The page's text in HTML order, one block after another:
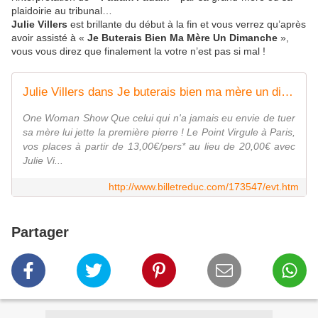
plaidoirie au tribunal…
Julie Villers est brillante du début à la fin et vous verrez qu’après
avoir assisté à « Je Buterais Bien Ma Mère Un Dimanche »,
vous vous direz que finalement la votre n’est pas si mal !
Julie Villers dans Je buterais bien ma mère un dimanche - Le Point Virgule | BilletReduc.com
One Woman Show Que celui qui n'a jamais eu envie de tuer
sa mère lui jette la première pierre ! Le Point Virgule à Paris,
vos places à partir de 13,00€/pers* au lieu de 20,00€ avec
Julie Vi...
http://www.billetreduc.com/173547/evt.htm
Partager